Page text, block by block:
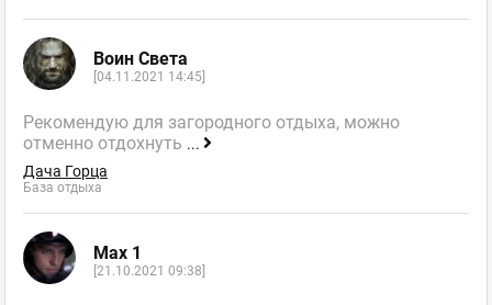
Воин Света
[04.11.2021 14:45]
Рекомендую для загородного отдыха, можно
отменно отдохнуть ...
Дача Горца
База отдыха
Max 1
[21.10.2021 09:38]